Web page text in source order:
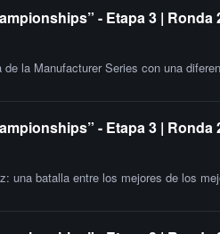
- Etapa 3 |
la Manufacturer Series con una
- Etapa 3 |
una batalla entre los mejores de los